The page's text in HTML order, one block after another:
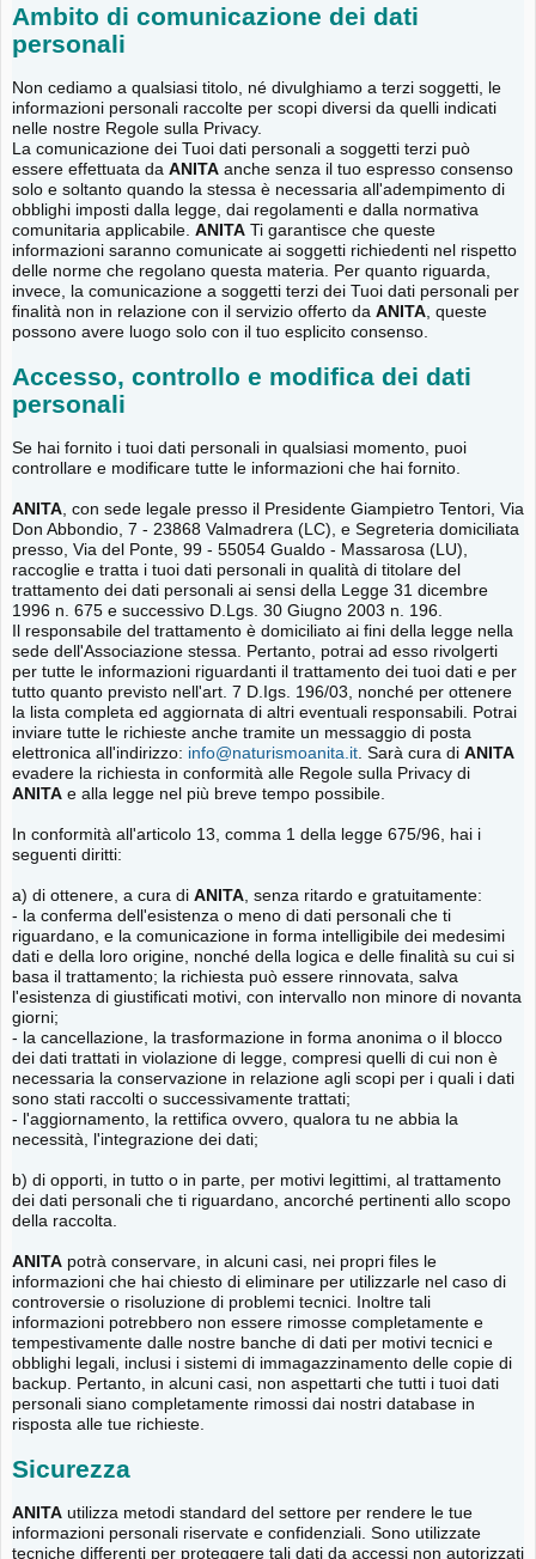
Ambito di comunicazione dei dati
personali
Non cediamo a qualsiasi titolo, né divulghiamo a terzi soggetti, le
informazioni personali raccolte per scopi diversi da quelli indicati
nelle nostre Regole sulla Privacy.
La comunicazione dei Tuoi dati personali a soggetti terzi può
essere effettuata da ANITA anche senza il tuo espresso consenso
solo e soltanto quando la stessa è necessaria all'adempimento di
obblighi imposti dalla legge, dai regolamenti e dalla normativa
comunitaria applicabile. ANITA Ti garantisce che queste
informazioni saranno comunicate ai soggetti richiedenti nel rispetto
delle norme che regolano questa materia. Per quanto riguarda,
invece, la comunicazione a soggetti terzi dei Tuoi dati personali per
finalità non in relazione con il servizio offerto da ANITA , queste
possono avere luogo solo con il tuo esplicito consenso.
Accesso, controllo e modifica dei dati
personali
Se hai fornito i tuoi dati personali in qualsiasi momento, puoi
controllare e modificare tutte le informazioni che hai fornito.
ANITA , con sede legale presso il Presidente Giampietro Tentori, Via
Don Abbondio, 7 - 23868 Valmadrera (LC), e Segreteria domiciliata
presso, Via del Ponte, 99 - 55054 Gualdo - Massarosa (LU),
raccoglie e tratta i tuoi dati personali in qualità di titolare del
trattamento dei dati personali ai sensi della Legge 31 dicembre
1996 n. 675 e successivo D.Lgs. 30 Giugno 2003 n. 196.
Il responsabile del trattamento è domiciliato ai fini della legge nella
sede dell'Associazione stessa. Pertanto, potrai ad esso rivolgerti
per tutte le informazioni riguardanti il trattamento dei tuoi dati e per
tutto quanto previsto nell'art. 7 D.Igs. 196/03, nonché per ottenere
la lista completa ed aggiornata di altri eventuali responsabili. Potrai
inviare tutte le richieste anche tramite un messaggio di posta
elettronica all'indirizzo: info@naturismoanita.it . Sarà cura di ANITA
evadere la richiesta in conformità alle Regole sulla Privacy di
ANITA e alla legge nel più breve tempo possibile.
In conformità all'articolo 13, comma 1 della legge 675/96, hai i
seguenti diritti:
a) di ottenere, a cura di ANITA , senza ritardo e gratuitamente:
- la conferma dell'esistenza o meno di dati personali che ti
riguardano, e la comunicazione in forma intelligibile dei medesimi
dati e della loro origine, nonché della logica e delle finalità su cui si
basa il trattamento; la richiesta può essere rinnovata, salva
l'esistenza di giustificati motivi, con intervallo non minore di novanta
giorni;
- la cancellazione, la trasformazione in forma anonima o il blocco
dei dati trattati in violazione di legge, compresi quelli di cui non è
necessaria la conservazione in relazione agli scopi per i quali i dati
sono stati raccolti o successivamente trattati;
- l'aggiornamento, la rettifica ovvero, qualora tu ne abbia la
necessità, l'integrazione dei dati;
b) di opporti, in tutto o in parte, per motivi legittimi, al trattamento
dei dati personali che ti riguardano, ancorché pertinenti allo scopo
della raccolta.
ANITA potrà conservare, in alcuni casi, nei propri files le
informazioni che hai chiesto di eliminare per utilizzarle nel caso di
controversie o risoluzione di problemi tecnici. Inoltre tali
informazioni potrebbero non essere rimosse completamente e
tempestivamente dalle nostre banche di dati per motivi tecnici e
obblighi legali, inclusi i sistemi di immagazzinamento delle copie di
backup. Pertanto, in alcuni casi, non aspettarti che tutti i tuoi dati
personali siano completamente rimossi dai nostri database in
risposta alle tue richieste.
Sicurezza
ANITA utilizza metodi standard del settore per rendere le tue
informazioni personali riservate e confidenziali. Sono utilizzate
tecniche differenti per proteggere tali dati da accessi non autorizzati